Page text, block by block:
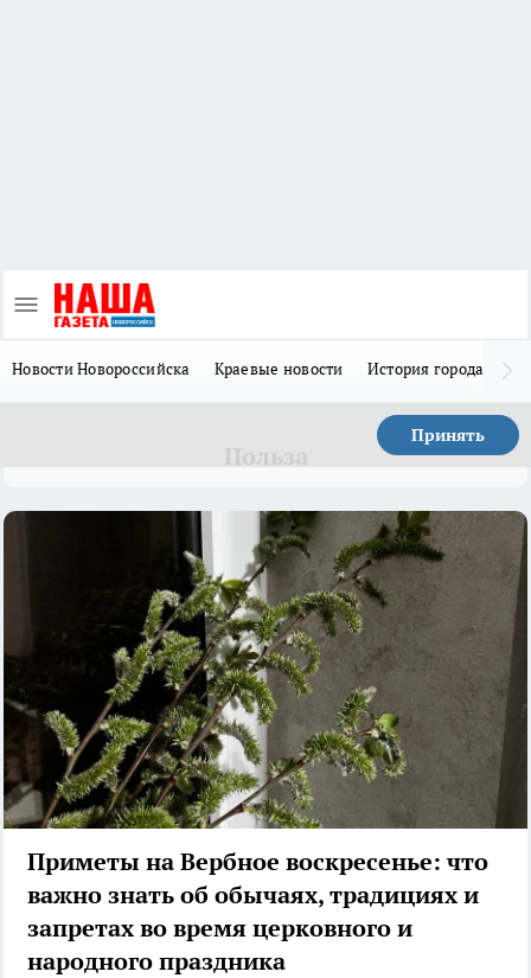
Новости Новороссийска Краевые новости История города Н
Принять
Приметы на Вербное воскресенье: что
важно знать об обычаях, традициях и
запретах во время церковного и
народного праздника